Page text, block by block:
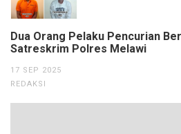
Dua Orang Pelaku Pencurian
Satreskrim Polres Melawi
17 SEP 2025
REDAKSI